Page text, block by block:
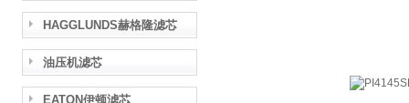
HAGGLUNDS赫格隆滤芯
油压机滤芯
EATON伊顿滤芯